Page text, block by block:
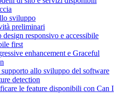
sviluppo
preliminari
design responsivo e accessibile
first
enhancement e Graceful
allo sviluppo del software
detection
le feature disponibili con Can I